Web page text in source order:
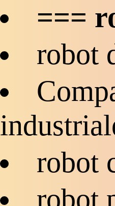
===
robot
robot
robot